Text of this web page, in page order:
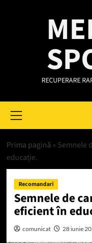
RECUPERARE
Menu
Prima pagină » Semnele
educație.
Recomandari
Semnele de
eficient în
comunicat 28 iunie